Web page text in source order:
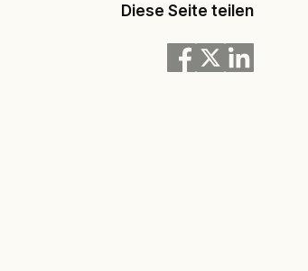
Diese Seite teilen